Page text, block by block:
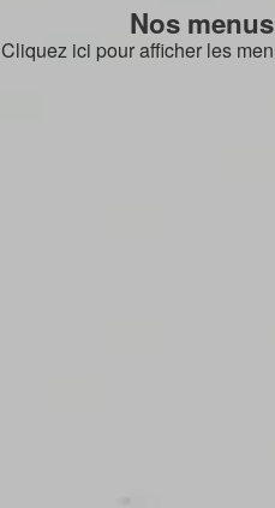
Nos menus
Cliquez ici pour afficher les